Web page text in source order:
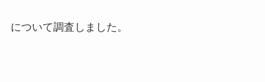
について調査しました。